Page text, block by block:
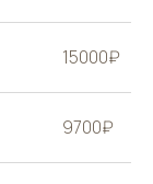
15000₽
9700₽